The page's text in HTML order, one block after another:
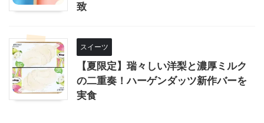
致
スイーツ
【夏限定】瑞々しい洋梨と濃厚ミルク
の二重奏！ハーゲンダッツ新作バーを
実食